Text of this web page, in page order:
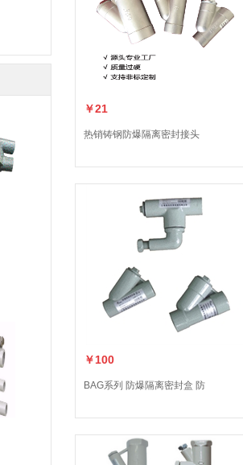
￥21
热销铸钢防爆隔离密封接头
￥100
BAG系列 防爆隔离密封盒 防